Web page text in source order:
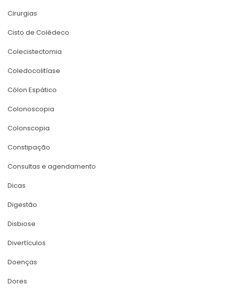
Cirurgia
Cisto de Colédeco
Colecistectomia
Coledocolitíase
Cólon Espático
Colonoscopia
Colonscopia
Constipação
Consultas e agendamento
Dica
Digestão
Disbiose
Divertículo
Doença
Dore